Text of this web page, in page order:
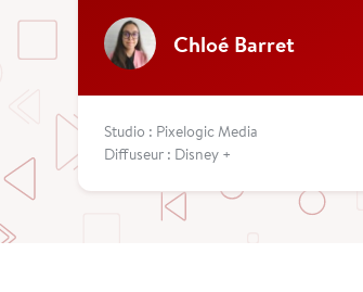
Chloé Barret
Studio : Pixelogic Media
Diffuseur : Disney +